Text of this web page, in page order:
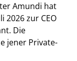
Amundi hat
2026 zur CEO
Die
jener Private-